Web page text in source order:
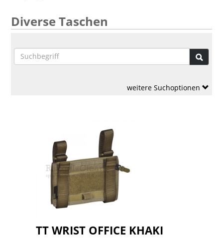
Diverse Taschen
weitere Suchoptionen
TT WRIST OFFICE KHAKI